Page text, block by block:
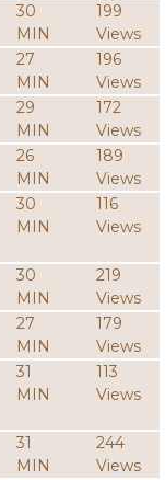
30
MIN
199
Views
27
MIN
196
Views
29
MIN
172
Views
26
MIN
189
Views
30
MIN
116
Views
30
MIN
219
Views
27
MIN
179
Views
31
MIN
113
Views
31
MIN
244
Views